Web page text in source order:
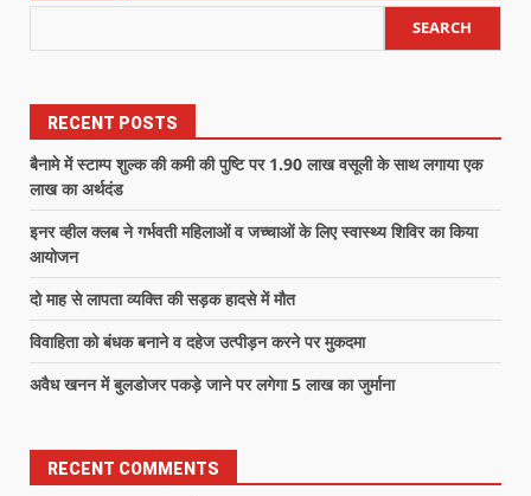
SEARCH
RECENT POSTS
बैनामे में स्टाम्प शुल्क की कमी की पुष्टि पर 1.90 लाख वसूली के साथ लगाया एक
लाख का अर्थदंड
इनर व्हील क्लब ने गर्भवती महिलाओं व जच्चाओं के लिए स्वास्थ्य शिविर का किया
आयोजन
दो माह से लापता व्यक्ति की सड़क हादसे में मौत
विवाहिता को बंधक बनाने व दहेज उत्पीड़न करने पर मुकदमा
अवैध खनन में बुलडोजर पकड़े जाने पर लगेगा 5 लाख का जुर्माना
RECENT COMMENTS